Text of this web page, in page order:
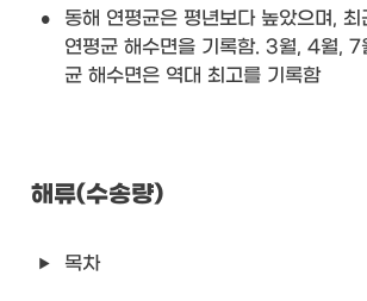
•
동해 연평균은 평년보다 높았으며,
연평균 해수면을 기록함. 3월, 4월,
균 해수면은 역대 최고를 기록함
해류(수송량)
목차